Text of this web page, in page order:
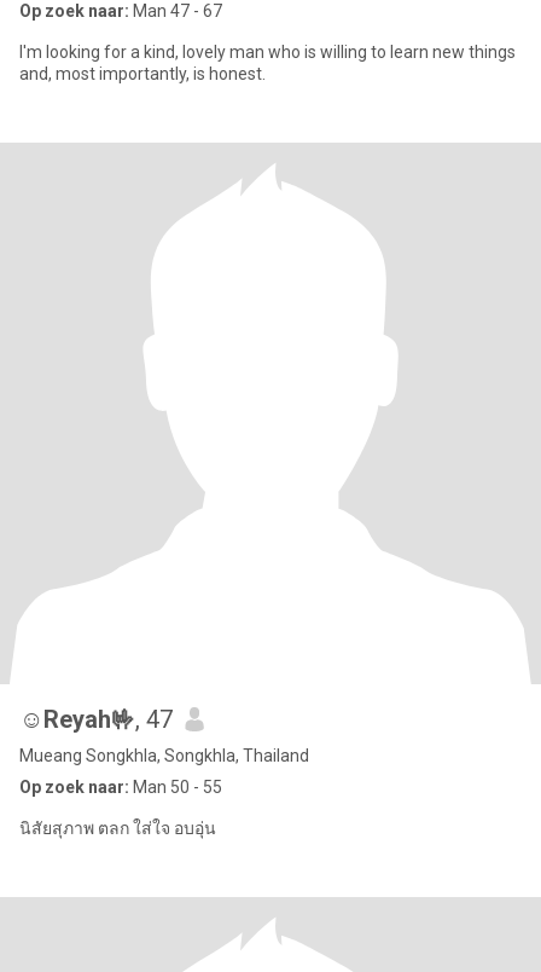
Op zoek naar: Man 47 - 67
I'm looking for a kind, lovely man who is willing to learn new things
and, most importantly, is honest.
☺️Reyah🤟, 47
Mueang Songkhla, Songkhla, Thailand
Op zoek naar: Man 50 - 55
นิสัยสุภาพ ตลก ใส่ใจ อบอุ่น